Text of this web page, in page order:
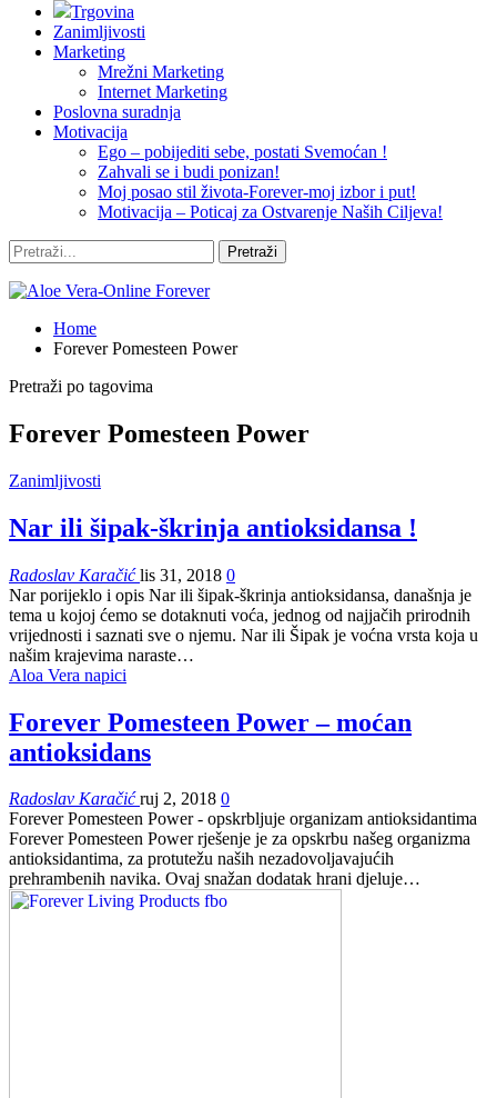
Trgovina
Zanimljivosti
Marketing
Mrežni Marketing
Internet Marketing
Poslovna suradnja
Motivacija
Ego – pobijediti sebe, postati Svemoćan !
Zahvali se i budi ponizan!
Moj posao stil života-Forever-moj izbor i put!
Motivacija – Poticaj za Ostvarenje Naših Ciljeva!
Home
Forever Pomesteen Power
Pretraži po tagovima
Forever Pomesteen Power
Zanimljivosti
Nar ili šipak-škrinja antioksidansa !
Radoslav Karačićlis 31, 2018 0
Nar porijeklo i opis Nar ili šipak-škrinja antioksidansa, današnja je
tema u kojoj ćemo se dotaknuti voća, jednog od najjačih prirodnih
vrijednosti i saznati sve o njemu. Nar ili Šipak je voćna vrsta koja u
našim krajevima naraste…
Aloa Vera napici
Forever Pomesteen Power – moćan
antioksidans
Radoslav Karačićruj 2, 2018 0
Forever Pomesteen Power - opskrbljuje organizam antioksidantima
Forever Pomesteen Power rješenje je za opskrbu našeg organizma
antioksidantima, za protutežu naših nezadovoljavajućih
prehrambenih navika. Ovaj snažan dodatak hrani djeluje…